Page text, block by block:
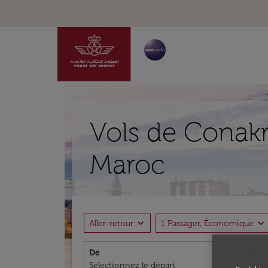
Vols de
Maroc
Aller-retour expand_more 1 Passager, Économique expand_more
De